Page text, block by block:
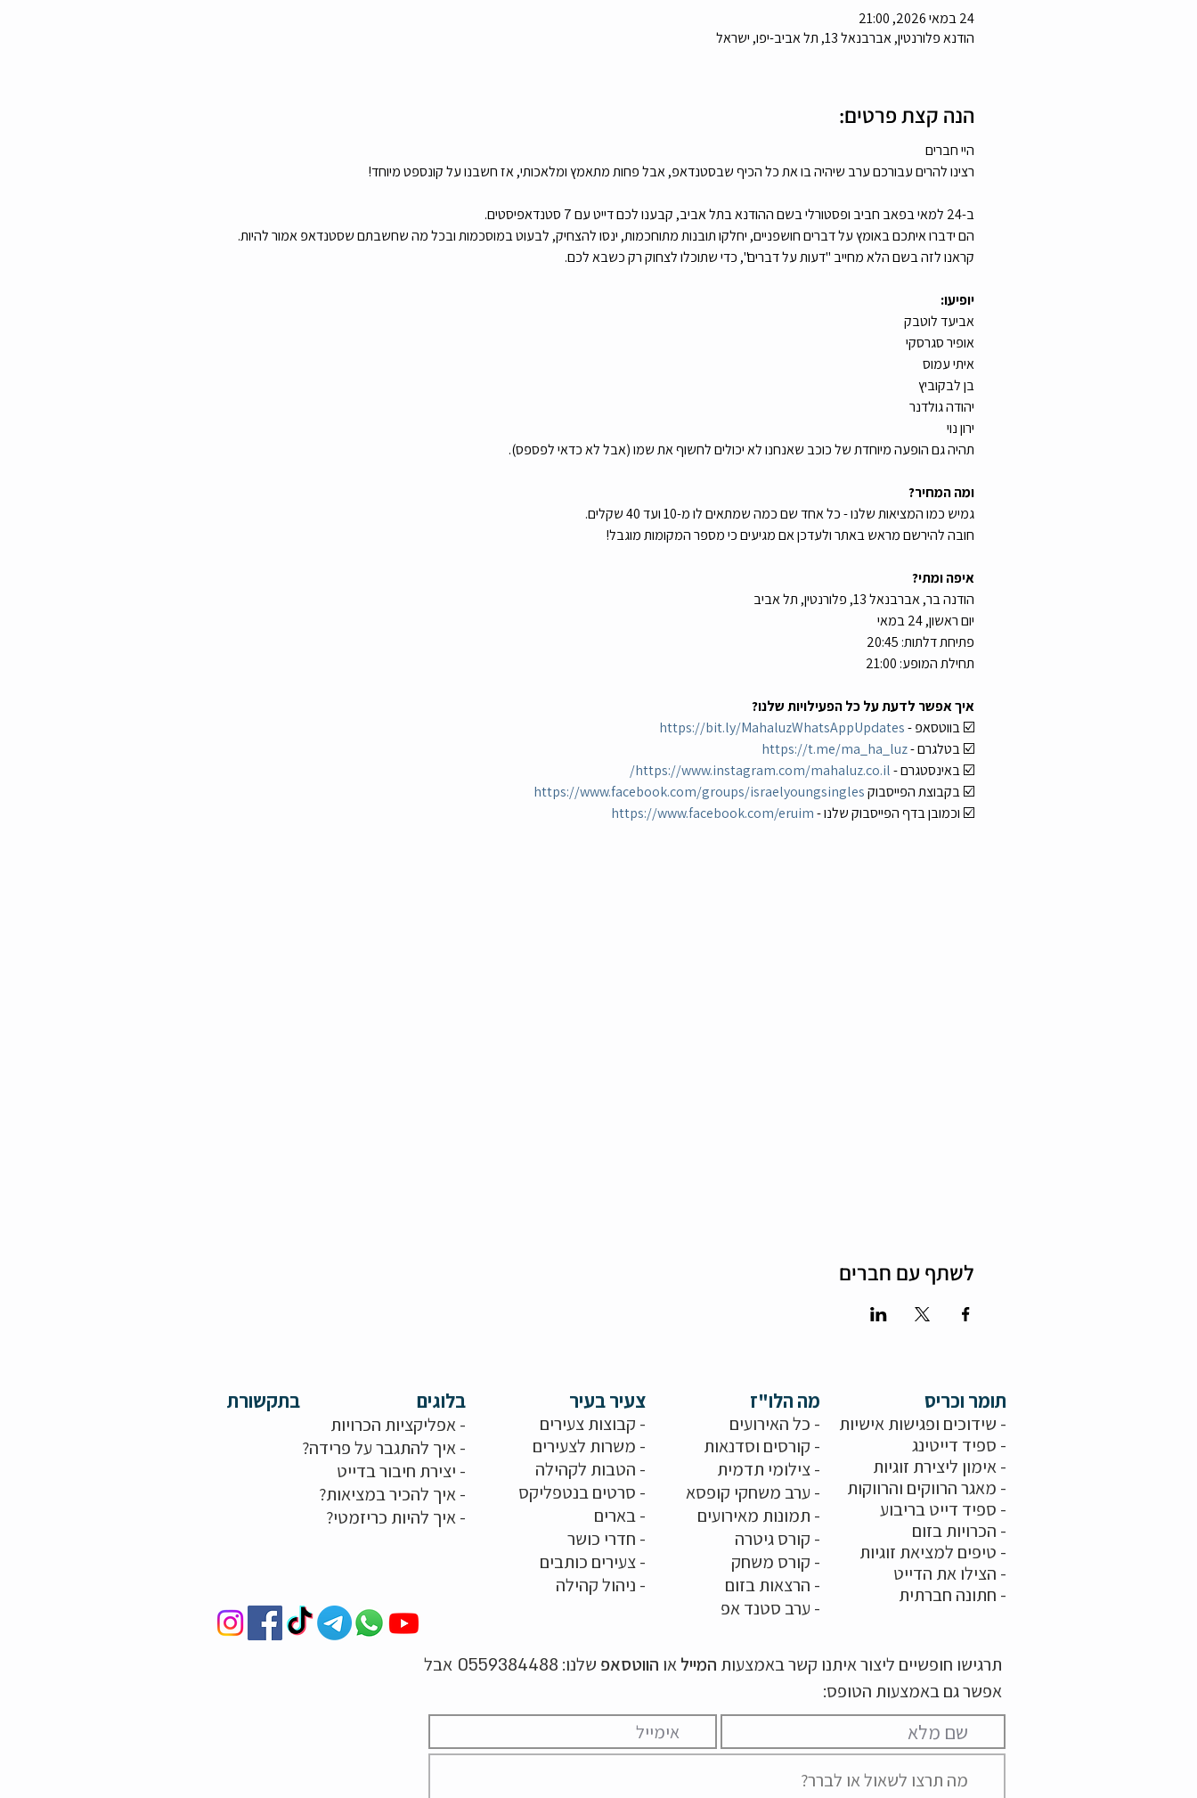
24 במאי 2026, 21:00
הודנא פלורנטין, אברבנאל 13, תל אביב-יפו, ישראל
הנה קצת פרטים:
היי חברים
רצינו להרים עבורכם ערב שיהיה בו את כל הכיף שבסטנדאפ, אבל פחות מתאמץ ומלאכותי, אז חשבנו על קונספט מיוחד!
ב-24 למאי בפאב חביב ופסטורלי בשם ההודנא בתל אביב, קבענו לכם דייט עם 7 סטנדאפיסטים.
הם ידברו איתכם באומץ על דברים חושפניים, יחלקו תובנות מתוחכמות, ינסו להצחיק, לבעוט במוסכמות ובכל מה שחשבתם שסטנדאפ אמור להיות.
קראנו לזה בשם הלא מחייב "דעות על דברים", כדי שתוכלו לצחוק רק כשבא לכם.
יופיעו:
אביעד לוטבק
אופיר סגרסקי
איתי עמוס
בן לבקוביץ
יהודה גולדנר
ירון נוי
תהיה גם הופעה מיוחדת של כוכב שאנחנו לא יכולים לחשוף את שמו (אבל לא כדאי לפספס).
ומה המחיר?
גמיש כמו המציאות שלנו - כל אחד שם כמה שמתאים לו מ-10 ועד 40 שקלים.
חובה להירשם מראש באתר ולעדכן אם מגיעים כי מספר המקומות מוגבל!
איפה ומתי?
הודנה בר, אברבנאל 13, פלורנטין, תל אביב
יום ראשון, 24 במאי
פתיחת דלתות: 20:45
תחילת המופע: 21:00
איך אפשר לדעת על כל הפעילויות שלנו?
☑️ בווטסאפ - https://bit.ly/MahaluzWhatsAppUpdates
☑️ בטלגרם - https://t.me/ma_ha_luz
☑️ באינסטגרם - https://www.instagram.com/mahaluz.co.il/
☑️ בקבוצת הפייסבוק https://www.facebook.com/groups/israelyoungsingles
☑️ וכמובן בדף הפייסבוק שלנו - https://www.facebook.com/eruim
לשתף עם חברים
בתקשורת בלוגים
-אפליקציות הכרויות
-איך להתגבר על פרידה?
- יצירת חיבור בדייט
-איך להכיר במציאות?
-איך להיות כריזמטי?
צעיר בעיר
- קבוצות צעירים
- משרות לצעירים
- הטבות לקהילה
- סרטים בנטפליקס
- בארים
- חדרי כושר
-צעירים כותבים
- ניהול קהילה
מה הלו"ז
- כל האירועים
- קורסים וסדנאות
-צילומי תדמית
- ערב משחקי קופסא
- תמונות מאירועים
- קורס גיטרה
- קורס משחק
- הרצאות בזום
- ערב סטנד אפ
תומר וכריס
- שידוכים ופגישות אישיות
- ספיד דייטינג
-אימון ליצירת זוגיות
- מאגר הרווקים והרווקות
- ספיד דייט בריבוע
- הכרויות בזום
- טיפים למציאת זוגיות
- הצילו את הדייט
- חתונה חברתית
תרגישו חופשיים ליצור איתנו קשר באמצעות המיילאו הווטסאפ שלנו: 0559384488 אבל
אפשר גם באמצעות הטופס: